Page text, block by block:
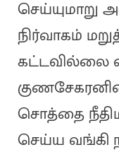
செய்யுமாறு
நிர்வாகம்
கட்டவில்லை
சொத்தை
செய்ய வங்கி